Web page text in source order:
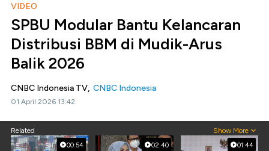
VIDEO
SPBU Modular Bantu Kelancaran
Distribusi BBM di Mudik-Arus
Balik 2026
CNBC Indonesia TV, CNBC Indonesia
01 April 2026 13:42
Related Show More
00:54 02:40 01:44